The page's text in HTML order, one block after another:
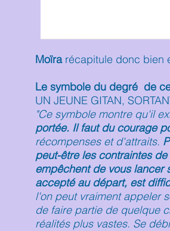
Moïrarécapitule donc bien
Le symbole du degré de
UN JEUNE GITAN,
"Ce symbole montre qu'il
portée. Il faut du courage
récompenses et d'attraits.
peut-être les contraintes
empêchent de vous lancer
accepté au départ, est
l'on peut vraiment appeler
de faire partie de quelque
réalités plus vastes. Se